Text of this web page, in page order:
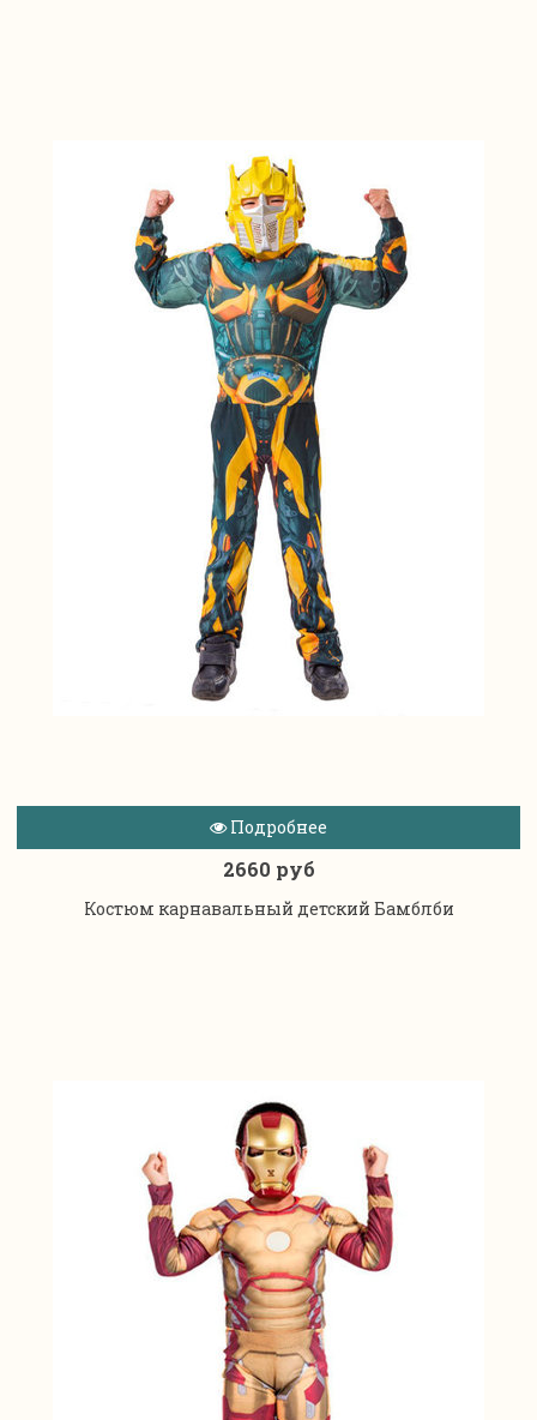
Подробнее
2660 руб
Костюм карнавальный детский Бамблби